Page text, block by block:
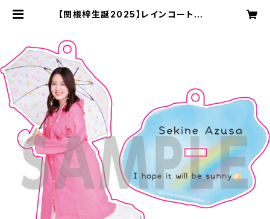
【関根梓生誕2025】レインコートアク